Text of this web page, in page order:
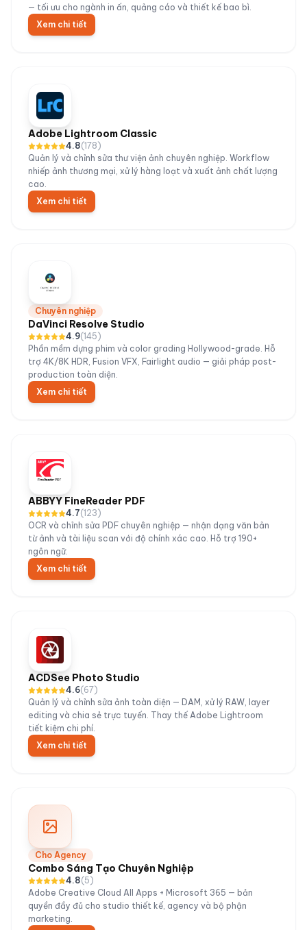
— tối ưu cho ngành in ấn, quảng cáo và thiết kế bao bì.
Xem chi tiết
Adobe Lightroom Classic
4.8(178)
Quản lý và chỉnh sửa thư viện ảnh chuyên nghiệp. Workflow
nhiếp ảnh thương mại, xử lý hàng loạt và xuất ảnh chất lượng
cao.
Xem chi tiết
Chuyên nghiệp
DaVinci Resolve Studio
4.9(145)
Phần mềm dựng phim và color grading Hollywood-grade. Hỗ
trợ 4K/8K HDR, Fusion VFX, Fairlight audio — giải pháp post-
production toàn diện.
Xem chi tiết
ABBYY FineReader PDF
4.7(123)
OCR và chỉnh sửa PDF chuyên nghiệp — nhận dạng văn bản
từ ảnh và tài liệu scan với độ chính xác cao. Hỗ trợ 190+
ngôn ngữ.
Xem chi tiết
ACDSee Photo Studio
4.6(67)
Quản lý và chỉnh sửa ảnh toàn diện — DAM, xử lý RAW, layer
editing và chia sẻ trực tuyến. Thay thế Adobe Lightroom
tiết kiệm chi phí.
Xem chi tiết
Cho Agency
Combo Sáng Tạo Chuyên Nghiệp
4.8(5)
Adobe Creative Cloud All Apps + Microsoft 365 — bản
quyền đầy đủ cho studio thiết kế, agency và bộ phận
marketing.